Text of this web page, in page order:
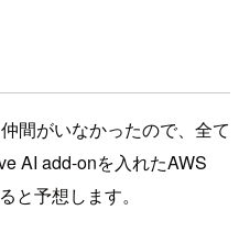
間がいなかったので、全て
AI add-onを入れたAWS
と予想します。